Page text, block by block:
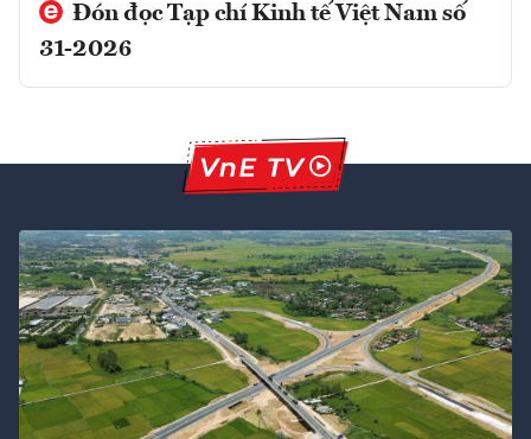
Đón đọc Tạp chí Kinh tế Việt Nam số
31-2026